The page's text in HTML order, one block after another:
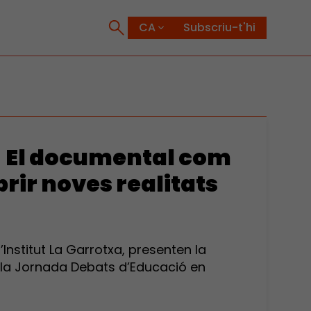
Subscriu-t'hi
documental com
noves realitats
La Garrotxa, presenten la
Jornada Debats d’Educació en